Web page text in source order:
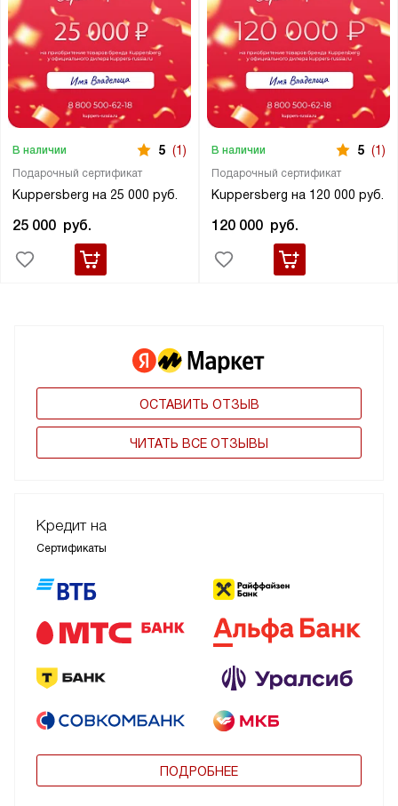
Подарочный сертификат
Kuppersberg на 25 000 руб.
В наличии 5 (1)
25 000 руб.
Подарочный сертификат
Kuppersberg на 120 000 руб.
В наличии 5 (1)
120 000 руб.
ОСТАВИТЬ ОТЗЫВ
ЧИТАТЬ ВСЕ ОТЗЫВЫ
Кредит на
Сертификаты
ПОДРОБНЕЕ